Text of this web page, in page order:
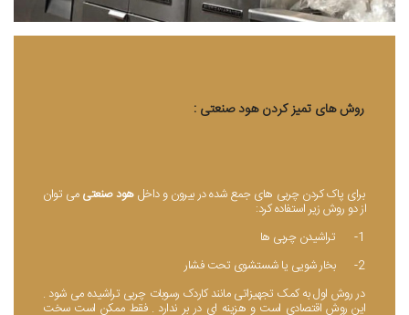
روش های تمیز کردن هود صنعتی :
برای پاک کردن چربی های جمع شده در بیرون و داخلهود صنعتیمی توان
از دو روش زیر استفاده کرد:
1- تراشیدن چربی ها
2- بخار شویی یا شستشوی تحت فشار
در روش اول به کمک تجهیزاتی مانند کاردک رسوبات چربی تراشیده می شود .
این روش اقتصادی است و هزینه ای در بر ندارد . فقط ممکن است سخت